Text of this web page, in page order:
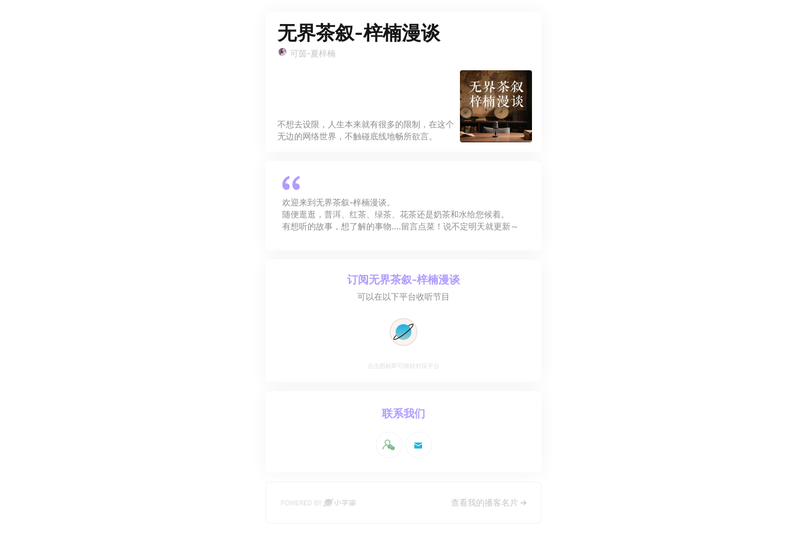
无界茶叙-梓楠漫谈
可茵-夏梓楠
不想去设限，人生本来就有很多的限制，在这个
无边的网络世界，不触碰底线地畅所欲言。
欢迎来到无界茶叙-梓楠漫谈。
随便逛逛，普洱、红茶、绿茶、花茶还是奶茶和水给您候着。
有想听的故事，想了解的事物....留言点菜！说不定明天就更新～
订阅无界茶叙-梓楠漫谈
可以在以下平台收听节目
点击图标即可跳转对应平台
联系我们
查看我的播客名片